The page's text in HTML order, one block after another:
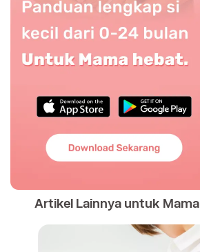
Artikel Lainnya untuk Mama